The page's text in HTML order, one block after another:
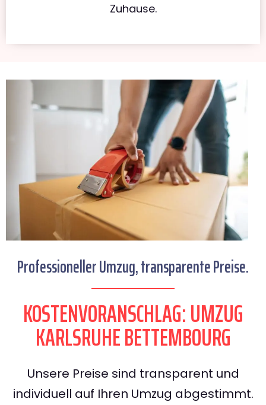
Zuhause.
Professioneller Umzug, transparente Preise.
KOSTENVORANSCHLAG: UMZUG
KARLSRUHE BETTEMBOURG
Unsere Preise sind transparent und
individuell auf Ihren Umzug abgestimmt.